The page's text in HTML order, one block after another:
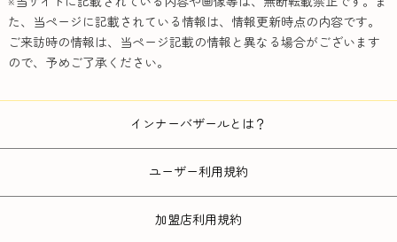
た、当ページに記載されている情報は、情報更新時点の内容です。
ご来訪時の情報は、当ページ記載の情報と異なる場合がございます
ので、予めご了承ください。
インナーバザールとは？
ユーザー利用規約
加盟店利用規約